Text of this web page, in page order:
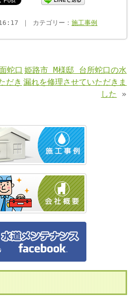
｜ カテゴリー：施工事例
蛇口
だき
姫路市 M様邸 台所蛇口の水
漏れを修理させていただきま
した
»